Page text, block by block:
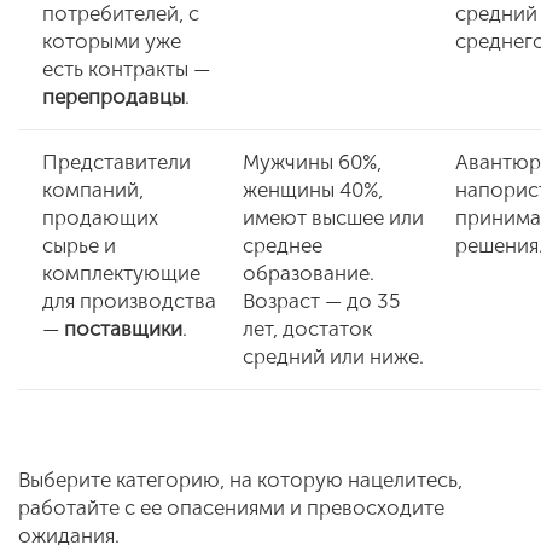
потребителей, с
которыми уже
есть контракты —
перепродавцы.
Представители
компаний,
продающих
сырье и
комплектующие
для производства
— поставщики.
Мужчины 60%,
женщины 40%,
имеют высшее или
среднее
образование.
Возраст — до 35
лет, достаток
средний или ниже.
Выберите категорию, на которую нацелитесь,
работайте с ее опасениями и превосходите
ожидания.